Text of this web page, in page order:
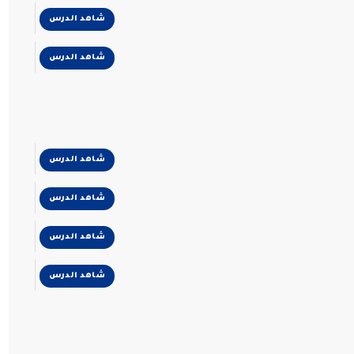
شاهد الدرس
شاهد الدرس
شاهد الدرس
شاهد الدرس
شاهد الدرس
شاهد الدرس